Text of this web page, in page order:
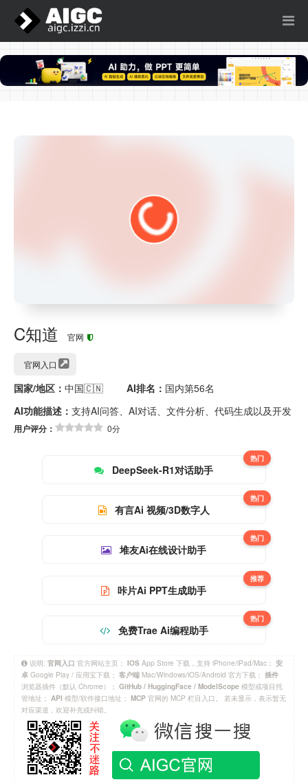
C知道 官网
官网入口
国家/地区： 中国🇨🇳 AI排名： 国内第56名
AI功能描述： 支持AI问答、AI对话、文件分析、代码生成以及开发
用户评分： 0分
DeepSeek-R1对话助手
热门
有言Ai 视频/3D数字人
热门
堆友Ai在线设计助手
热门
咔片Ai PPT生成助手
推荐
免费Trae Ai编程助手
热门
说明: 官网入口 官方网站主页； IOS App Store 下载，支持 iPhone/iPad/Mac； 安
卓 Google Play / 应用宝下载； 客户端 Mac/Windows/iOS/Android 官方下载； 插件
浏览器插件（默认 Chrome）； GitHub / HuggingFace / ModelScope 模型或项目托
管地址； API 模型/软件接口地址； MCP 官网的 MCP 栏目入口。 若未显示，表示暂无
对应渠道，欢迎补充或纠错。